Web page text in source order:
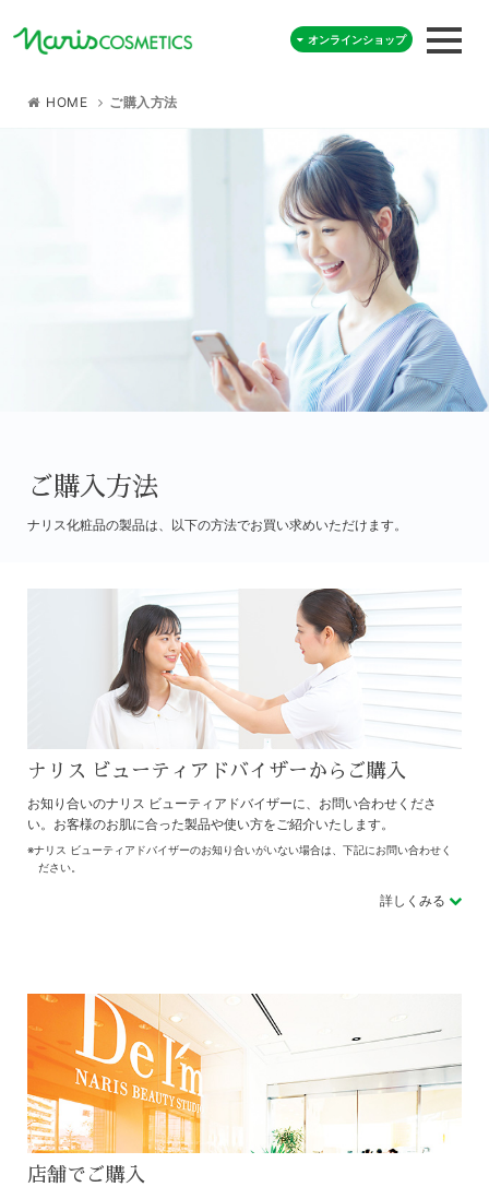
オンラインショップ
HOME ご購入方法
ご購入方法
ナリス化粧品の製品は、以下の方法でお買い求めいただけます。
ナリス ビューティアドバイザーからご購入
お知り合いのナリス ビューティアドバイザーに、お問い合わせくださ
い。お客様のお肌に合った製品や使い方をご紹介いたします。
ナリス ビューティアドバイザーのお知り合いがいない場合は、下記にお問い合わせく
ださい。
詳しくみる
お問い合わせフォームへ
店舗でご購入